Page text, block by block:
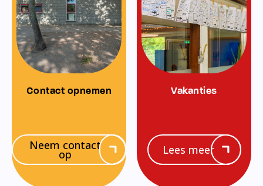
Contact opnemen
Neem contact
op
Vakanties
Lees meer